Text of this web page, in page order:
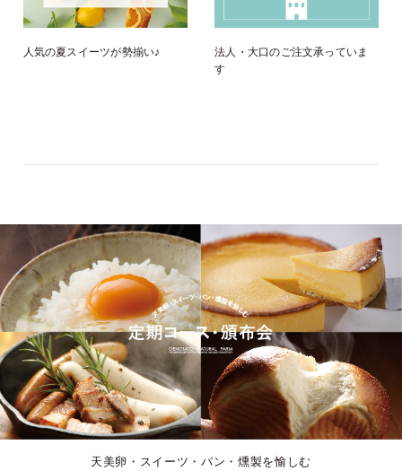
人気の夏スイーツが勢揃い♪
法人・大口のご注文承っていま
す
天美卵・スイーツ・パン・燻製を愉しむ